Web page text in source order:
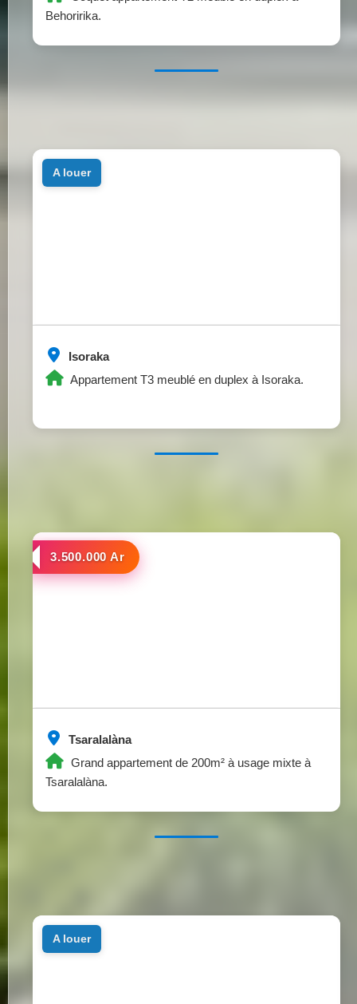
Behoririka.
Isoraka
Appartement T3 meublé en duplex à Isoraka.
a louer
Tsaralalàna
Grand appartement de 200m² à usage mixte à
Tsaralalàna.
a louer
3.500.000 Ar
a louer